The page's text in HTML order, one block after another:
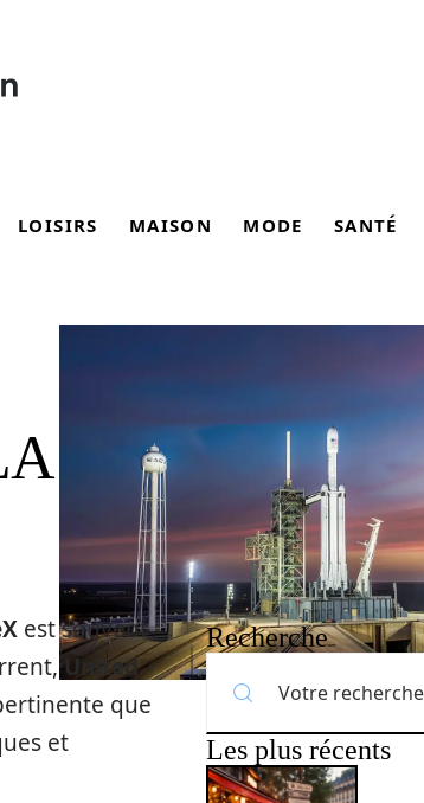
LOISIRS MAISON MODE SANTÉ
est souvent
United
que
et
Recherche
Les plus récents